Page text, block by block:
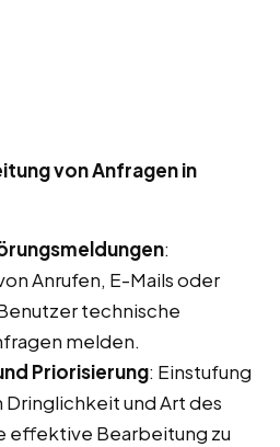
von Anfragen in
:
Anrufen, E-Mails oder
technische
melden.
Priorisierung: Einstufung
Dringlichkeit und Art des
effektive Bearbeitung zu